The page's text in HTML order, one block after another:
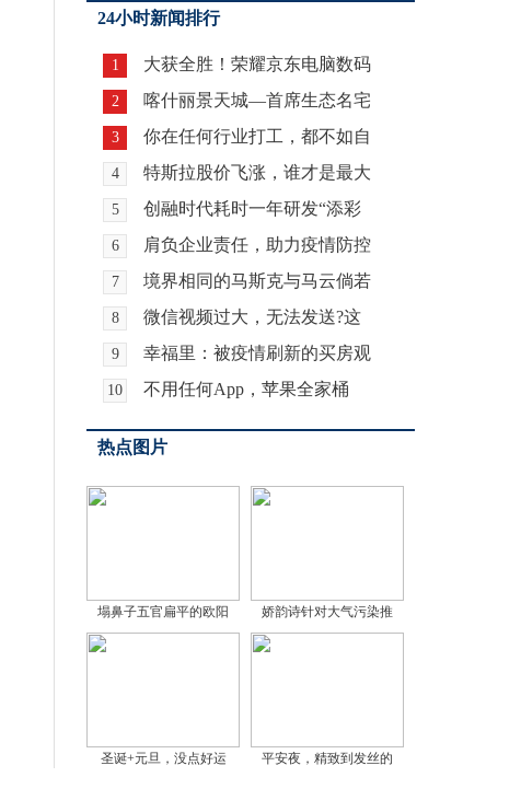
24小时新闻排行
1 大获全胜！荣耀京东电脑数码
2 喀什丽景天城—首席生态名宅
3 你在任何行业打工，都不如自
4 特斯拉股价飞涨，谁才是最大
5 创融时代耗时一年研发“添彩
6 肩负企业责任，助力疫情防控
7 境界相同的马斯克与马云倘若
8 微信视频过大，无法发送?这
9 幸福里：被疫情刷新的买房观
10 不用任何App，苹果全家桶
热点图片
塌鼻子五官扁平的欧阳 娇韵诗针对大气污染推
圣诞+元旦，没点好运 平安夜，精致到发丝的